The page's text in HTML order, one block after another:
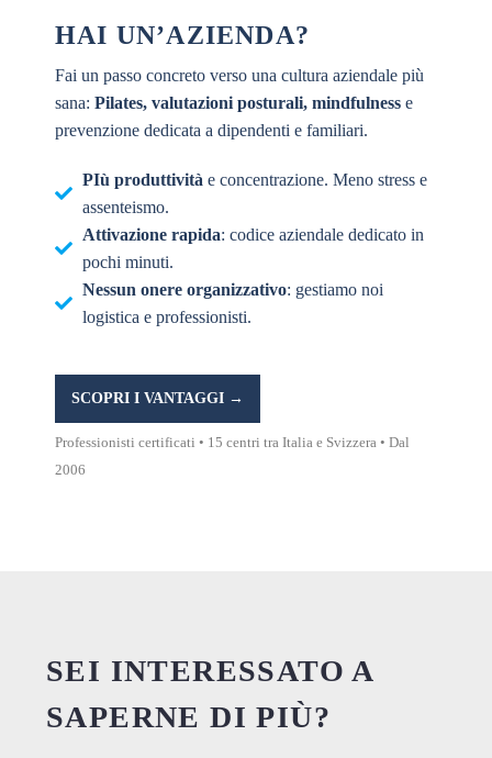
HAI UN’AZIENDA?
Fai un passo concreto verso una cultura aziendale più
sana: Pilates, valutazioni posturali, mindfulness e
prevenzione dedicata a dipendenti e familiari.
PIù produttività e concentrazione. Meno stress e
assenteismo.
Attivazione rapida: codice aziendale dedicato in
pochi minuti.
Nessun onere organizzativo: gestiamo noi
logistica e professionisti.
SCOPRI I VANTAGGI →
Professionisti certificati • 15 centri tra Italia e Svizzera • Dal
2006
SEI INTERESSATO A
SAPERNE DI PIÙ?